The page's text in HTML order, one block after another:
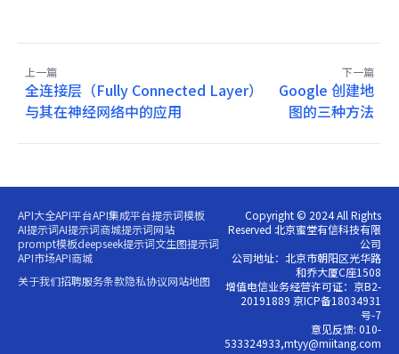
上一篇
全连接层（Fully Connected Layer）
与其在神经网络中的应用
下一篇
Google 创建地
图的三种方法
API大全API平台API集成平台提示词模板
AI提示词AI提示词商城提示词网站
prompt模板deepseek提示词文生图提示词
API市场API商城
关于我们招聘服务条款隐私协议网站地图
Copyright © 2024 All Rights
Reserved 北京蜜堂有信科技有限
公司
公司地址：北京市朝阳区光华路
和乔大厦C座1508
增值电信业务经营许可证：京B2-
20191889 京ICP备18034931
号-7
意见反馈: 010-
533324933,mtyy@miitang.com